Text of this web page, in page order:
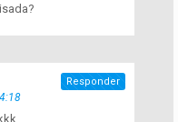
Responder